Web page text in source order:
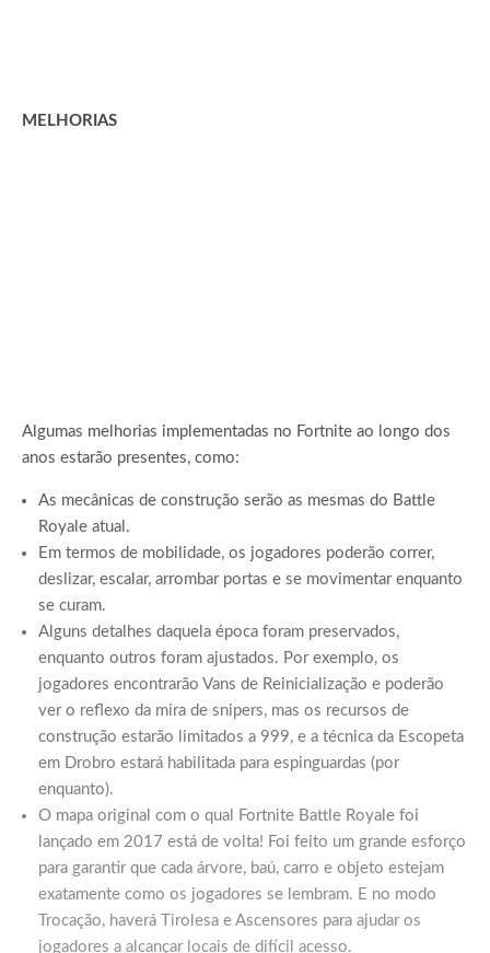
MELHORIAS
Algumas melhorias implementadas no Fortnite ao longo dos
anos estarão presentes, como:
As mecânicas de construção serão as mesmas do Battle
Royale atual.
Em termos de mobilidade, os jogadores poderão correr,
deslizar, escalar, arrombar portas e se movimentar enquanto
se curam.
Alguns detalhes daquela época foram preservados,
enquanto outros foram ajustados. Por exemplo, os
jogadores encontrarão Vans de Reinicialização e poderão
ver o reflexo da mira de snipers, mas os recursos de
construção estarão limitados a 999, e a técnica da Escopeta
em Drobro estará habilitada para espinguardas (por
enquanto).
O mapa original com o qual Fortnite Battle Royale foi
lançado em 2017 está de volta! Foi feito um grande esforço
para garantir que cada árvore, baú, carro e objeto estejam
exatamente como os jogadores se lembram. E no modo
Trocação, haverá Tirolesa e Ascensores para ajudar os
jogadores a alcançar locais de difícil acesso.